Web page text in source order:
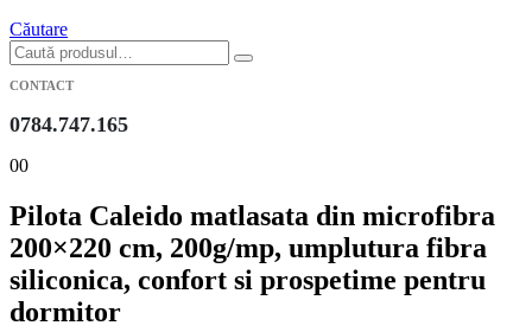
Căutare
CONTACT
0784.747.165
00
Pilota Caleido matlasata din microfibra
200×220 cm, 200g/mp, umplutura fibra
siliconica, confort si prospetime pentru
dormitor